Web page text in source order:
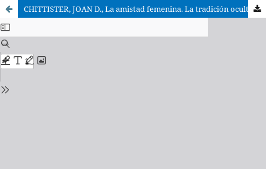
CHITTISTER, JOAN D., La amistad femenina. La tradición oculta de la Biblia